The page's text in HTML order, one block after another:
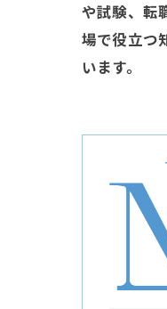
や試験、転
場で役立つ
います。